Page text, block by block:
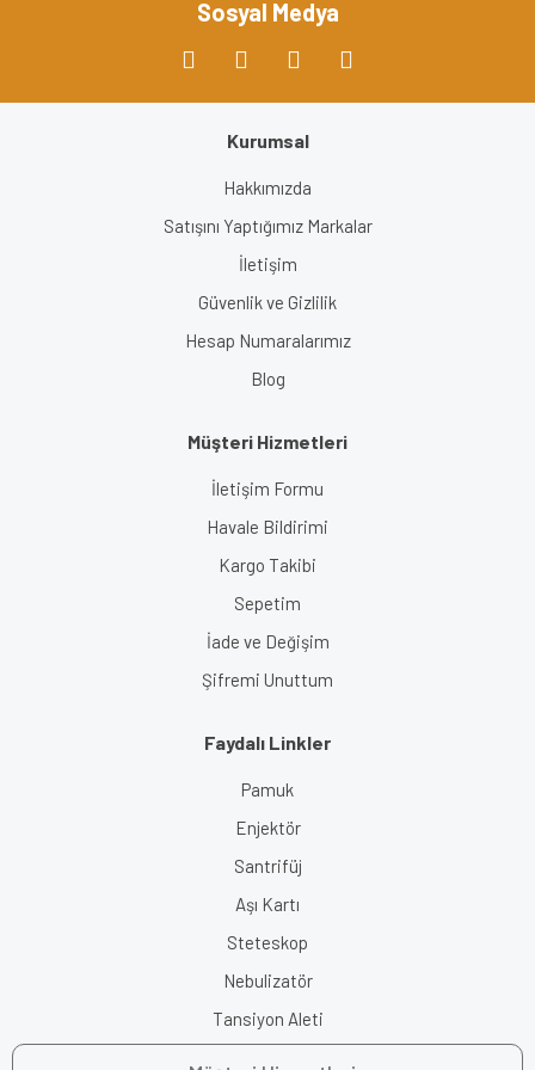
Sosyal Medya
Kurumsal
Hakkımızda
Satışını Yaptığımız Markalar
İletişim
Güvenlik ve Gizlilik
Hesap Numaralarımız
Blog
Müşteri Hizmetleri
İletişim Formu
Havale Bildirimi
Kargo Takibi
Sepetim
İade ve Değişim
Şifremi Unuttum
Faydalı Linkler
Pamuk
Enjektör
Santrifüj
Aşı Kartı
Steteskop
Nebulizatör
Tansiyon Aleti